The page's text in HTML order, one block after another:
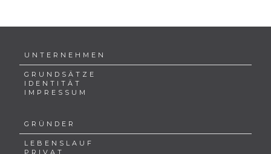
UNTERNEHMEN
GRUNDSÄTZE
IDENTITÄT
IMPRESSUM
GRÜNDER
LEBENSLAUF
PRIVAT